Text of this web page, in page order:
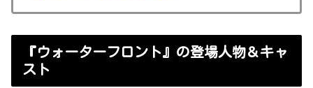
『ウォーターフロント』の登場人物＆キャ
スト